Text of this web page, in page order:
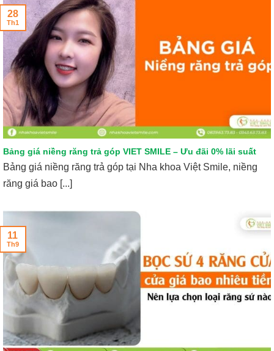
Bảng giá niềng răng trả góp VIET SMILE – Ưu đãi 0% lãi suất
Bảng giá niềng răng trả góp tại Nha khoa Việt Smile, niềng
răng giá bao [...]
28
Th1
11
Th9